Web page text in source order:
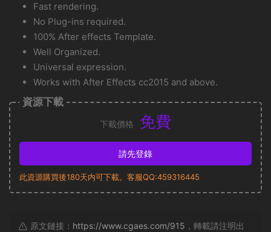
Fast rendering.
No Plug-ins required.
100% After effects Template.
Well Organized.
Universal expression.
Works with After Effects cc2015 and above.
資源下載
下載價格 免費
請先登錄
此資源購買後180天内可下載。客服QQ:459316445
原文鏈接： https://www.cgaes.com/915 ，轉載請注明出